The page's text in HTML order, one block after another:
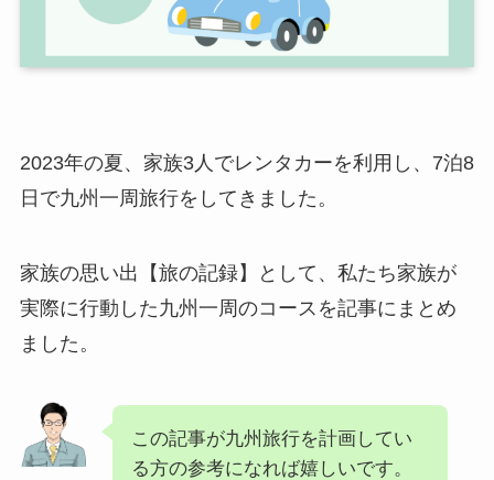
2023年の夏、家族3人でレンタカーを利用し、7泊8
日で九州一周旅行をしてきました。
家族の思い出【旅の記録】として、私たち家族が
実際に行動した九州一周のコースを記事にまとめ
ました。
この記事が九州旅行を計画してい
る方の参考になれば嬉しいです。